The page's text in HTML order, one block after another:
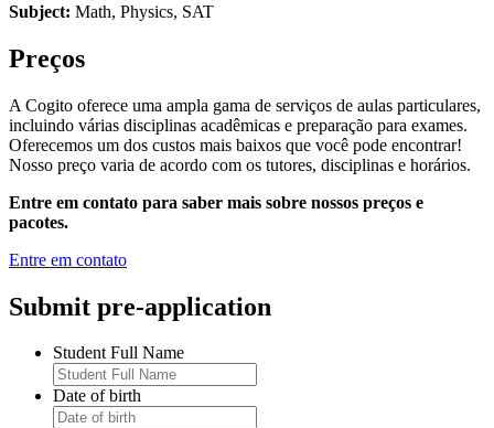
Subject: Math, Physics, SAT
Preços
A Cogito oferece uma ampla gama de serviços de aulas particulares,
incluindo várias disciplinas acadêmicas e preparação para exames.
Oferecemos um dos custos mais baixos que você pode encontrar!
Nosso preço varia de acordo com os tutores, disciplinas e horários.
Entre em contato para saber mais sobre nossos preços e
pacotes.
Entre em contato
Submit pre-application
Student Full Name
Date of birth